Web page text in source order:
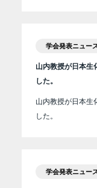
学会発表ニュー
山内教授が日本生
した。
山内教授が日本生
した。
学会発表ニュー